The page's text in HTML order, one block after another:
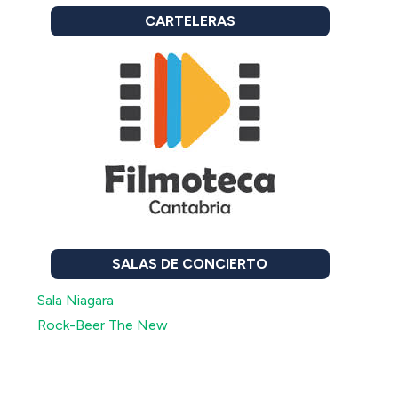
CARTELERAS
SALAS DE CONCIERTO
Sala Niagara
Rock-Beer The New